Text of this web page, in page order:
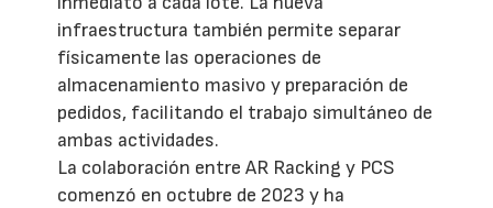
infraestructura también permite separar
físicamente las operaciones de
almacenamiento masivo y preparación de
pedidos, facilitando el trabajo simultáneo de
ambas actividades.
La colaboración entre AR Racking y PCS
comenzó en octubre de 2023 y ha